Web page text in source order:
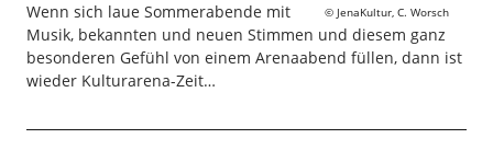
JenaKultur, C. Worsch
Wenn sich laue Sommerabende mit
Musik, bekannten und neuen Stimmen und diesem ganz
besonderen Gefühl von einem Arenaabend füllen, dann ist
wieder Kulturarena-Zeit…